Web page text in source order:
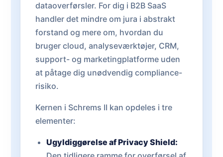
dataoverførsler. For dig i B2B SaaS
handler det mindre om jura i abstrakt
forstand og mere om, hvordan du
bruger cloud, analyseværktøjer, CRM,
support- og marketingplatforme uden
at påtage dig unødvendig compliance-
risiko.
Kernen i Schrems II kan opdeles i tre
elementer:
Ugyldiggørelse af Privacy Shield: